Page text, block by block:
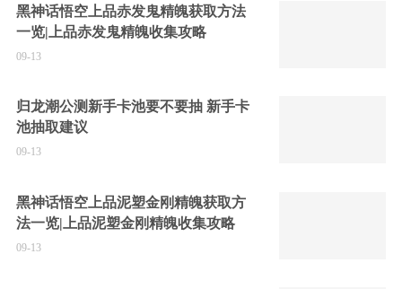
黑神话悟空上品赤发鬼精魄获取方法
一览|上品赤发鬼精魄收集攻略
09-13
归龙潮公测新手卡池要不要抽 新手卡
池抽取建议
09-13
黑神话悟空上品泥塑金刚精魄获取方
法一览|上品泥塑金刚精魄收集攻略
09-13